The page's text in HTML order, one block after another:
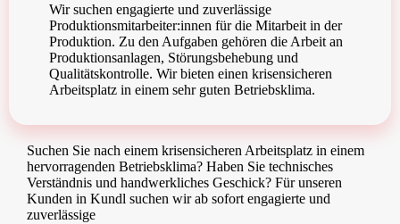
Wir suchen engagierte und zuverlässige
Produktionsmitarbeiter:innen für die Mitarbeit in der
Produktion. Zu den Aufgaben gehören die Arbeit an
Produktionsanlagen, Störungsbehebung und
Qualitätskontrolle. Wir bieten einen krisensicheren
Arbeitsplatz in einem sehr guten Betriebsklima.
Suchen Sie nach einem krisensicheren Arbeitsplatz in einem
hervorragenden Betriebsklima? Haben Sie technisches
Verständnis und handwerkliches Geschick? Für unseren
Kunden in Kundl suchen wir ab sofort engagierte und
zuverlässige